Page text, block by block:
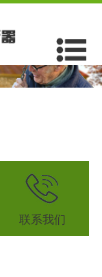
联系我们